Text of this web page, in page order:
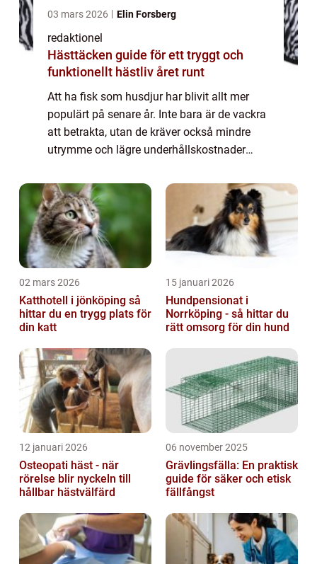
03 mars 2026 Elin Forsberg
redaktionel
Hästtäcken guide för ett tryggt och
funktionellt hästliv året runt
Att ha fisk som husdjur har blivit allt mer
populärt på senare år. Inte bara är de vackra
att betrakta, utan de kräver också mindre
utrymme och lägre underhållskostnader
husdjur. I den här artikeln kommer vi att ...
02 mars 2026
Katthotell i jönköping så
hittar du en trygg plats för
din katt
15 januari 2026
Hundpensionat i
Norrköping - så hittar du
rätt omsorg för din hund
12 januari 2026
Osteopati häst - när
rörelse blir nyckeln till
hållbar hästvälfärd
06 november 2025
Grävlingsfälla: En praktisk
guide för säker och etisk
fällfångst